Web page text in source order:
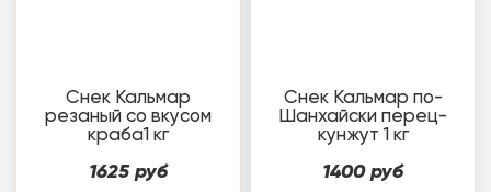
Снек Кальмар
резаный со вкусом
краба1 кг
1625 руб
Снек Кальмар по-
Шанхайски перец-
кунжут 1 кг
1400 руб